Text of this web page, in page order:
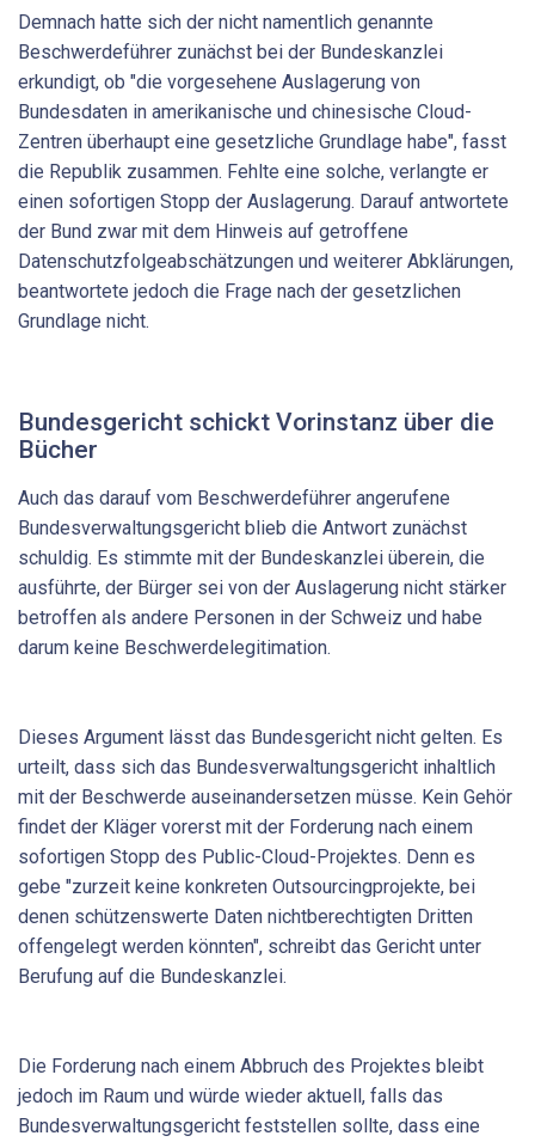
Demnach hatte sich der nicht namentlich genannte
Beschwerdeführer zunächst bei der Bundeskanzlei
erkundigt, ob "die vorgesehene Auslagerung von
Bundesdaten in amerikanische und chinesische Cloud-
Zentren überhaupt eine gesetzliche Grundlage habe", fasst
die Republik zusammen. Fehlte eine solche, verlangte er
einen sofortigen Stopp der Auslagerung. Darauf antwortete
der Bund zwar mit dem Hinweis auf getroffene
Datenschutz­folgeabschätzungen und weiterer Abklärungen,
beantwortete jedoch die Frage nach der gesetzlichen
Grundlage nicht.
Bundesgericht schickt Vorinstanz über die
Bücher
Auch das darauf vom Beschwerdeführer angerufene
Bundesverwaltungsgericht blieb die Antwort zunächst
schuldig. Es stimmte mit der Bundeskanzlei überein, die
ausführte, der Bürger sei von der Auslagerung nicht stärker
betroffen als andere Personen in der Schweiz und habe
darum keine Beschwerdelegitimation.
Dieses Argument lässt das Bundesgericht nicht gelten. Es
urteilt, dass sich das Bundesverwaltungsgericht inhaltlich
mit der Beschwerde auseinandersetzen müsse. Kein Gehör
findet der Kläger vorerst mit der Forderung nach einem
sofortigen Stopp des Public-Cloud-Projektes. Denn es
gebe "zurzeit keine konkreten Outsourcingprojekte, bei
denen schützenswerte Daten nichtberechtigten Dritten
offengelegt werden könnten", schreibt das Gericht unter
Berufung auf die Bundeskanzlei.
Die Forderung nach einem Abbruch des Projektes bleibt
jedoch im Raum und würde wieder aktuell, falls das
Bundesverwaltungsgericht feststellen sollte, dass eine